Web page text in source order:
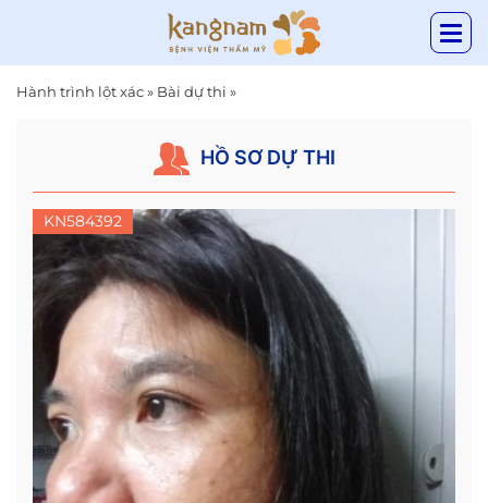
Hành trình lột xác» Bài dự thi »
HỒ SƠ DỰ THI
KN584392